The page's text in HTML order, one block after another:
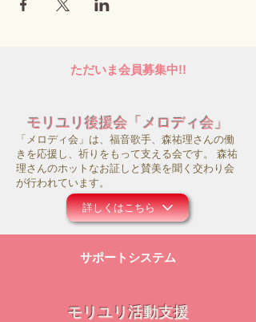
ただいま会員募集中!!
モリユリ後援会「メロディ会」
「メロディ会」は、福音歌手、森祐理さんの働
きを応援し、祈りをもって支える会です。 森祐
理さんのホットなお証しと賛美を聞く交わり会
が行われています。
詳しくはこちら
サポートシステム
モリユリ活動支援